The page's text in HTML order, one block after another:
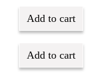
Add to cart
Add to cart